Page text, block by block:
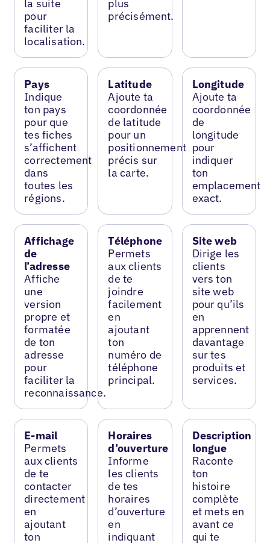
la suite
pour
faciliter la
localisation.
plus
précisément.
Pays
Indique
ton pays
pour que
tes fiches
s’affichent
correctement
dans
toutes les
régions.
Latitude
Ajoute ta
coordonnée
de latitude
pour un
positionnement
précis sur
la carte.
Longitude
Ajoute ta
coordonnée
de
longitude
pour
indiquer
ton
emplacement
exact.
Affichage
de
l’adresse
Affiche
une
version
propre et
formatée
de ton
adresse
pour
faciliter la
reconnaissance.
Téléphone
Permets
aux clients
de te
joindre
facilement
en
ajoutant
ton
numéro de
téléphone
principal.
Site web
Dirige les
clients
vers ton
site web
pour qu’ils
en
apprennent
davantage
sur tes
produits et
services.
E-mail
Permets
aux clients
de te
contacter
directement
en
ajoutant
ton
Horaires
d’ouverture
Informe
les clients
de tes
horaires
d’ouverture
en
indiquant
Description
longue
Raconte
ton
histoire
complète
et mets en
avant ce
qui te